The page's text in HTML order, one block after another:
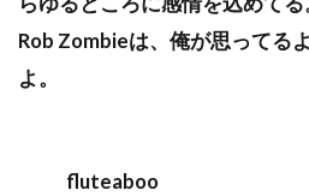
Rob Zombieは、俺が思ってる
よ。
fluteaboo